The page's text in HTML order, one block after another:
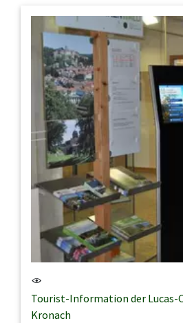
Tourist-Information der Lucas-
Kronach